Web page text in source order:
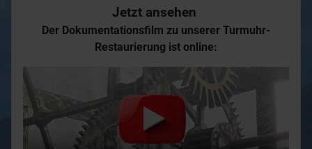
Jetzt ansehen
Der Dokumentationsfilm zu unserer Turmuhr-
Restaurierung ist online: